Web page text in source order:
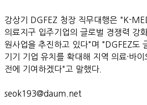
강상기 DGFEZ 청장 직무대행은 "K-
의료지구 입주기업의 글로벌 경쟁력 강
원사업을 추진하고 있다"며 "DGFEZ도
기기 기업 유치를 확대해 지역 의료·바
전에 기여하겠다"고 말했다.
seok193@daum.net